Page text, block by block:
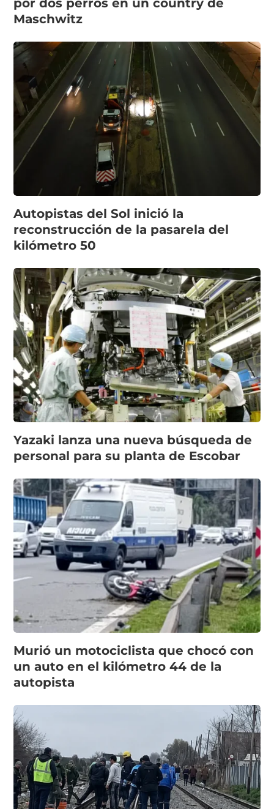
por dos perros en un country de
Maschwitz
Autopistas del Sol inició la
reconstrucción de la pasarela del
kilómetro 50
Yazaki lanza una nueva búsqueda de
personal para su planta de Escobar
Murió un motociclista que chocó con
un auto en el kilómetro 44 de la
autopista